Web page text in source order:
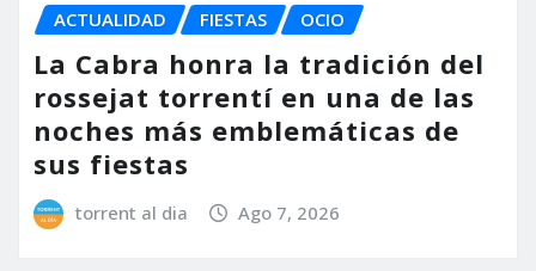
ACTUALIDAD FIESTAS OCIO
La Cabra honra la tradición del
rossejat torrentí en una de las
noches más emblemáticas de
sus fiestas
torrent al dia Ago 7, 2026